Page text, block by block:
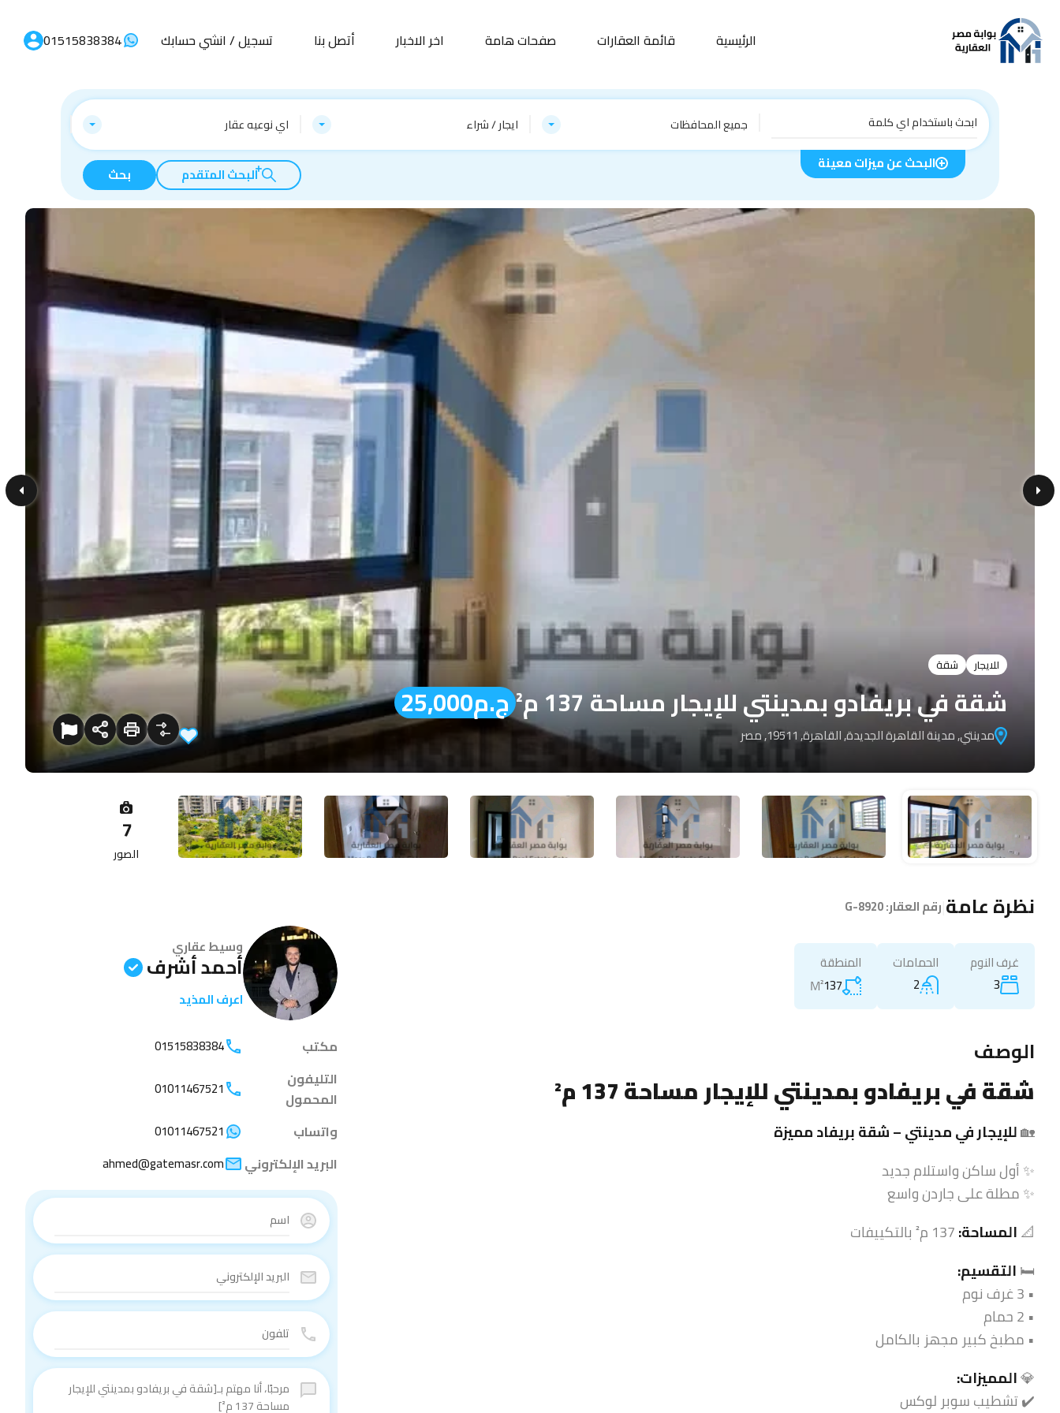
الرئيسية قائمة العقارات صفحات هامة اخر الاخبار أتصل بنا تسجيل / انشي حسابك 01515838384
جميع المحافظات ايجار / شراء اي نوعيه عقار
البحث عن ميزات معينة
البحث المتقدم بحث
للايجار شقة
شقة في بريفادو بمدينتي للإيجار مساحة 137 م² ج.م25,000
مدينتي, مدينة القاهرة الجديدة, القاهرة, 19511, مصر
7
الصور
نظرة عامة رقم العقار:G-8920
غرف النوم
3
الحمامات
2
المنطقة
137
M²
الوصف
شقةفي بريفادو بمدينتي للإيجار مساحة 137 م²
🏡للإيجار في مدينتي –شقةبريفاد مميزة
✨ أول ساكن واستلام جديد
✨ مطلة على جاردن واسع
📐المساحة:
🛏️التقسيم:
• 3 غرف نوم
• 2 حمام
• مطبخ كبير مجهز بالكامل
💎المميزات:
✔️ تشطيب سوبر لوكس
وسيط عقاري
أحمد أشرف
اعرف المذيد
مكتب 01515838384
التليفون
المحمول
01011467521
واتساب 01011467521
البريد الإلكتروني ahmed@gatemasr.com